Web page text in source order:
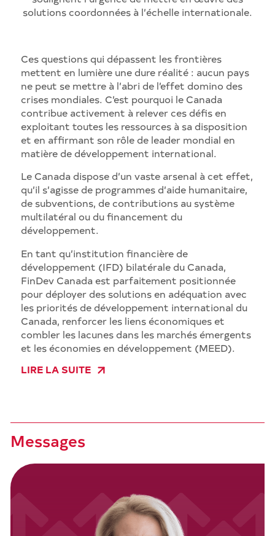
solutions coordonnées à l’échelle internationale.
Ces questions qui dépassent les frontières
mettent en lumière une dure réalité : aucun pays
ne peut se mettre à l’abri de l’effet domino des
crises mondiales. C’est pourquoi le Canada
contribue activement à relever ces défis en
exploitant toutes les ressources à sa disposition
et en affirmant son rôle de leader mondial en
matière de développement international.
Le Canada dispose d’un vaste arsenal à cet effet,
qu’il s’agisse de programmes d’aide humanitaire,
de subventions, de contributions au système
multilatéral ou du financement du
développement.
En tant qu’institution financière de
développement (IFD) bilatérale du Canada,
FinDev Canada est parfaitement positionnée
pour déployer des solutions en adéquation avec
les priorités de développement international du
Canada, renforcer les liens économiques et
combler les lacunes dans les marchés émergents
et les économies en développement (MEED).
LIRE LA SUITE
Messages